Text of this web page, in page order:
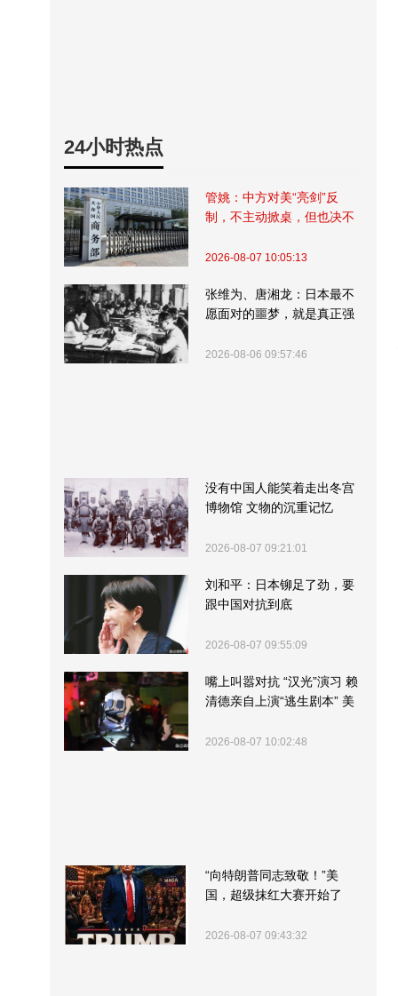
24小时热点
管姚：中方对美“亮剑”反
制，不主动掀桌，但也决不
2026-08-07 10:05:13
张维为、唐湘龙：日本最不
愿面对的噩梦，就是真正强
2026-08-06 09:57:46
没有中国人能笑着走出冬宫
博物馆 文物的沉重记忆
2026-08-07 09:21:01
刘和平：日本铆足了劲，要
跟中国对抗到底
2026-08-07 09:55:09
嘴上叫嚣对抗 “汉光”演习 赖
清德亲自上演“逃生剧本” 美
2026-08-07 10:02:48
“向特朗普同志致敬！”美
国，超级抹红大赛开始了
2026-08-07 09:43:32